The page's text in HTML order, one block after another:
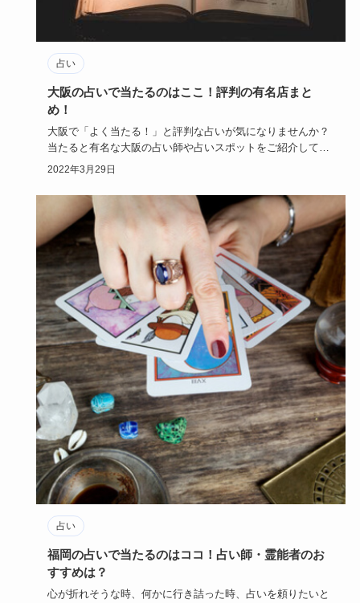
占い
大阪の占いで当たるのはここ！評判の有名店まと
め！
大阪で「よく当たる！」と評判な占いが気になりませんか？
当たると有名な大阪の占い師や占いスポットをご紹介してい
きます。
2022年3月29日
占い
福岡の占いで当たるのはココ！占い師・霊能者のお
すすめは？
心が折れそうな時、何かに行き詰った時、占いを頼りたいと